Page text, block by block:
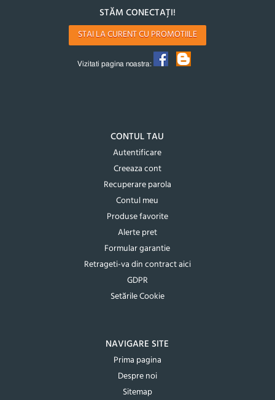
STĂM CONECTAȚI!
STAI LA CURENT CU PROMOTIILE
Vizitati pagina noastra:
CONTUL TAU
Autentificare
Creeaza cont
Recuperare parola
Contul meu
Produse favorite
Alerte pret
Formular garantie
Retrageti-va din contract aici
GDPR
Setările Cookie
NAVIGARE SITE
Prima pagina
Despre noi
Sitemap